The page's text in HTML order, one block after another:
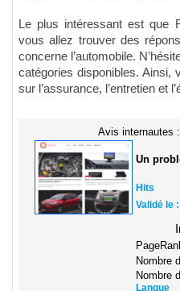
Le plus intéressant est que
vous allez trouver des
concerne l’automobile.
catégories disponibles. Ainsi,
sur l’assurance, l’entretien et
Avis internautes :
Un
Hits
Validé le :
Nombre
Nombre
Langue